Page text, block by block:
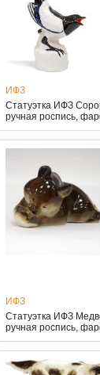
ИФЗ
Статуэтка ИФЗ
ручная роспись,
ИФЗ
Статуэтка ИФЗ
ручная роспись,